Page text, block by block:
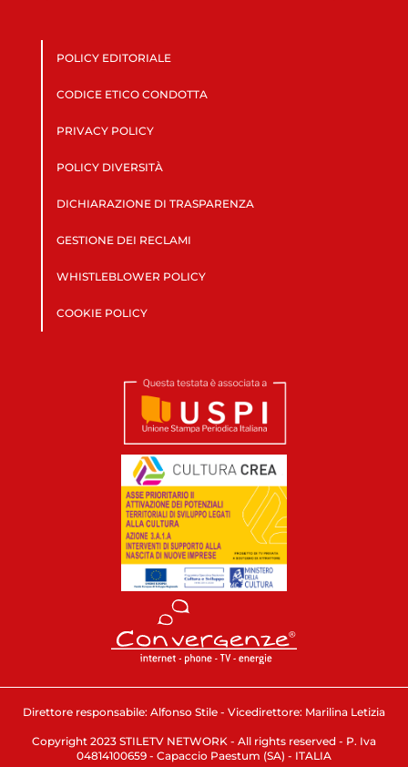
POLICY EDITORIALE
CODICE ETICO CONDOTTA
PRIVACY POLICY
POLICY DIVERSITÀ
DICHIARAZIONE DI TRASPARENZA
GESTIONE DEI RECLAMI
WHISTLEBLOWER POLICY
COOKIE POLICY
Direttore responsabile: Alfonso Stile - Vicedirettore: Marilina Letizia
Copyright 2023 STILETV NETWORK - All rights reserved - P. Iva
04814100659 - Capaccio Paestum (SA) - ITALIA